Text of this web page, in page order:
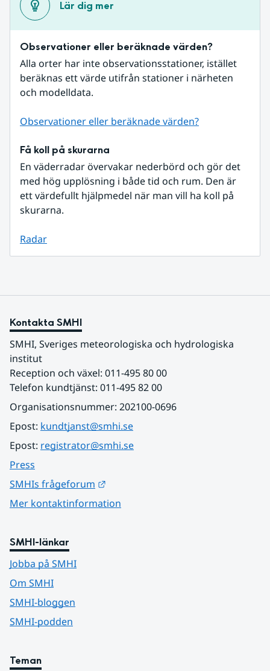
Lär dig mer
Observationer eller beräknade värden?
Alla orter har inte observationsstationer, istället
beräknas ett värde utifrån stationer i närheten
och modelldata.
Observationer eller beräknade värden?
Få koll på skurarna
En väderradar övervakar nederbörd och gör det
med hög upplösning i både tid och rum. Den är
ett värdefullt hjälpmedel när man vill ha koll på
skurarna.
Radar
Kontakta SMHI
SMHI, Sveriges meteorologiska och hydrologiska
institut
Reception och växel: 011-495 80 00
Telefon kundtjänst: 011-495 82 00
Organisationsnummer: 202100-0696
Epost: kundtjanst@smhi.se
Epost: registrator@smhi.se
Press
SMHIs frågeforum
Mer kontaktinformation
SMHI-länkar
Jobba på SMHI
Om SMHI
SMHI-bloggen
SMHI-podden
Teman